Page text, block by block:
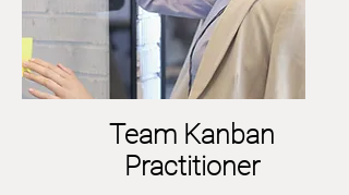
Team Kanban
Practitioner